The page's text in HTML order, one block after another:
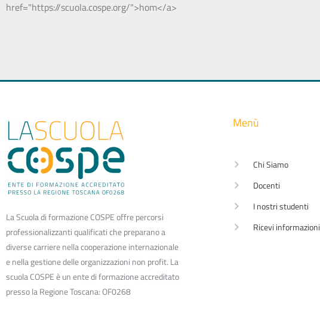
href="https://scuola.cospe.org/">hom</a>
La Scuola di formazione COSPE offre percorsi
professionalizzanti qualificati che preparano a
diverse carriere nella cooperazione internazionale
e nella gestione delle organizzazioni non profit. La
scuola COSPE è un ente di formazione accreditato
presso la Regione Toscana: OF0268
Menù
Chi Siamo
Docenti
I nostri studenti
Ricevi informazioni